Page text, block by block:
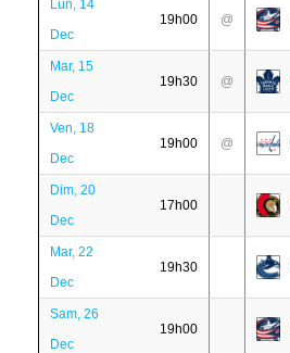
Lun, 14
Dec
19h00 @
Mar, 15
Dec
19h30 @
Ven, 18
Dec
19h00 @
Dim, 20
Dec
17h00
Mar, 22
Dec
19h30
Sam, 26
Dec
19h00